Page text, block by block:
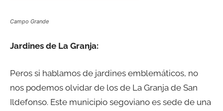
Campo Grande
Jardines de La Granja:
Peros si hablamos de jardines emblemáticos, no
nos podemos olvidar de los de La Granja de San
Ildefonso. Este municipio segoviano es sede de una